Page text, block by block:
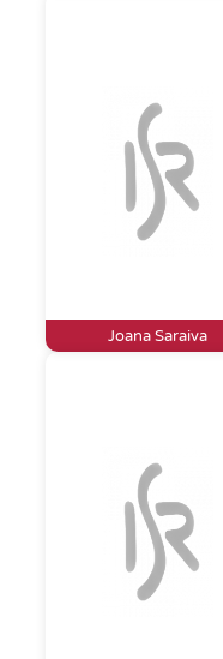
Joana Saraiva